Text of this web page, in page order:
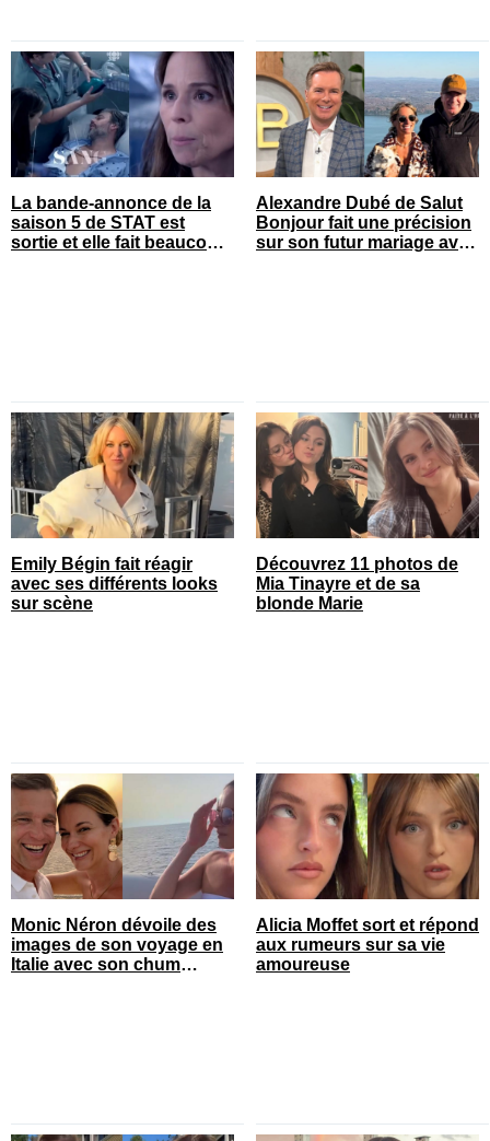
La bande-annonce de la
saison 5 de STAT est
sortie et elle fait beaucoup
Alexandre Dubé de Salut
Bonjour fait une précision
sur son futur mariage avec
Emily Bégin fait réagir
avec ses différents looks
sur scène
Découvrez 11 photos de
Mia Tinayre et de sa
blonde Marie
Monic Néron dévoile des
images de son voyage en
Italie avec son chum
Alicia Moffet sort et répond
aux rumeurs sur sa vie
amoureuse